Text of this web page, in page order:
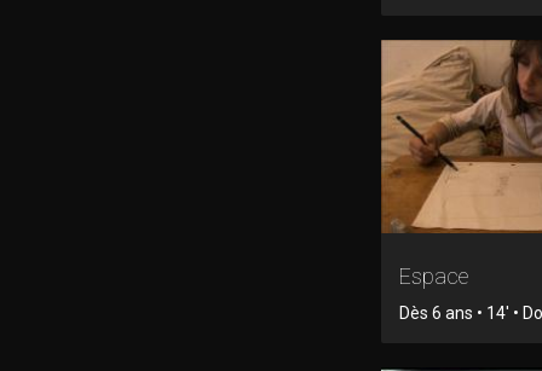
Espace
Dès 6 ans • 14' •